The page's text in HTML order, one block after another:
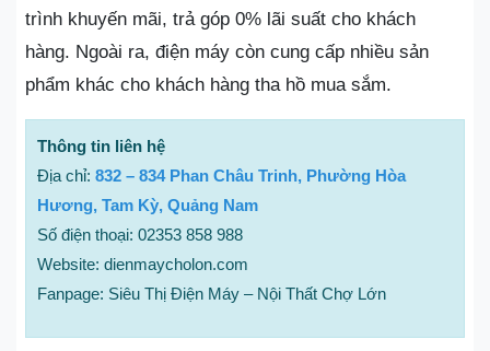
trình khuyến mãi, trả góp 0% lãi suất cho khách
hàng. Ngoài ra, điện máy còn cung cấp nhiều sản
phẩm khác cho khách hàng tha hồ mua sắm.
Thông tin liên hệ
Địa chỉ: 832 – 834 Phan Châu Trinh, Phường Hòa
Hương, Tam Kỳ, Quảng Nam
Số điện thoại: 02353 858 988
Website: dienmaycholon.com
Fanpage: Siêu Thị Điện Máy – Nội Thất Chợ Lớn